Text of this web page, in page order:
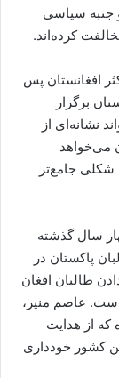
جنبه سیاسی
کرده‌اند.
افغانستان پس
برگزار
نشانه‌ای از
می‌خواهد
شکلی جامع‌تر
سال گذشته
پاکستان در
طالبان افغان
است. عاصم منیر،
که از هدایت
کشور خودداری